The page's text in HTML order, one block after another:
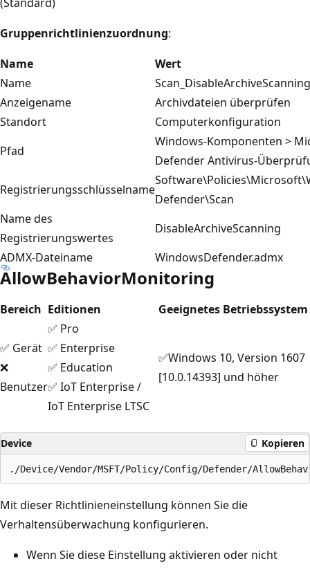
Gruppenrichtlinienzuordnung:
Name
Wert
Name
Scan_DisableArchiveScanning
Anzeigename
Archivdateien überprüfen
Standort
Computerkonfiguration
Pfad
Windows-Komponenten >
Defender Antivirus-
Registrierungsschlüsselname
Defender\Scan
Name des
Registrierungswertes
DisableArchiveScanning
ADMX-Dateiname
WindowsDefender.admx
AllowBehaviorMonitoring
Bereich Editionen Geeignetes Betriebssystem
✅ Gerät
❌
Benutzer
✅ Pro
✅ Enterprise
✅ Education
✅ IoT Enterprise /
IoT Enterprise LTSC
✅Windows 10, Version 1607
[10.0.14393] und höher
Device Kopieren
Mit dieser Richtlinieneinstellung können Sie die
Verhaltensüberwachung konfigurieren.
Wenn Sie diese Einstellung aktivieren oder nicht